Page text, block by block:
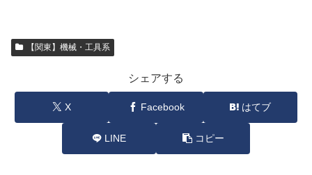
【関東】機械・工具系
シェアする
X Facebook はてブ
LINE コピー